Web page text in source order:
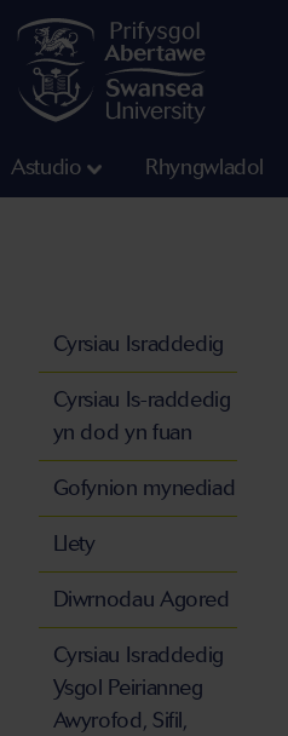
Astudio Rhyngwladol
Cyrsiau Israddedig
Cyrsiau Is-raddedig
yn dod yn fuan
Gofynion mynediad
Llety
Diwrnodau Agored
Cyrsiau Israddedig
Ysgol Peirianneg
Awyrofod, Sifil,